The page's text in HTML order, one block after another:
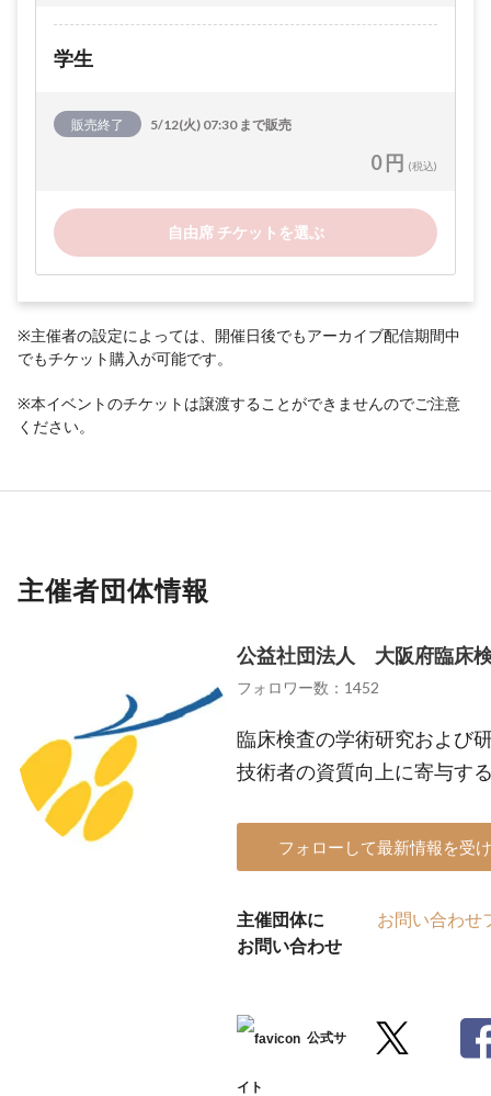
学生
販売終了 5/12(火) 07:30 まで販売
0 円 (税込)
自由席 チケットを選ぶ
※主催者の設定によっては、開催日後でもアーカイブ配信期間中
でもチケット購入が可能です。
※本イベントのチケットは譲渡することができませんのでご注意
ください。
主催者団体情報
公益社団法人 大阪府臨床
フォロワー数：1452
臨床検査の学術研究および
技術者の資質向上に寄与す
フォローして最新情報を受
主催団体に
お問い合わせ
お問い合わせ
公式サ
イト